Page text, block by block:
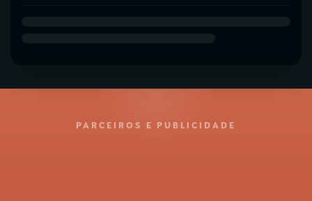
PARCEIROS E PUBLICIDADE